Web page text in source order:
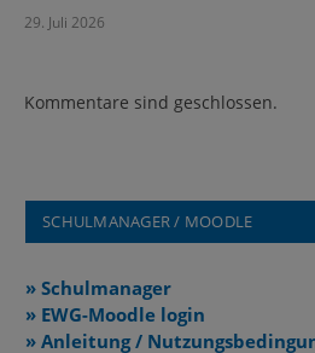
29. Juli 2026
Kommentare sind geschlossen.
SCHULMANAGER / MOODLE
» Schulmanager
» EWG-Moodle login
» Anleitung /